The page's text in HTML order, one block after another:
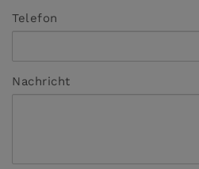
Telefon
Nachricht